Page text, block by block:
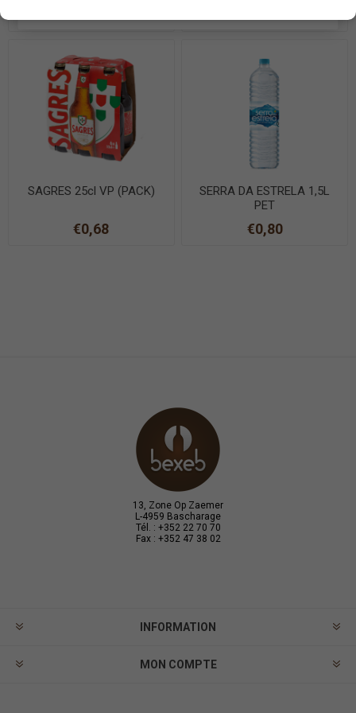
SAGRES 25cl VP (PACK)
€0,68
SERRA DA ESTRELA 1,5L
PET
€0,80
13, Zone Op Zaemer
L-4959 Bascharage
Tél. : +352 22 70 70
Fax : +352 47 38 02
INFORMATION
MON COMPTE